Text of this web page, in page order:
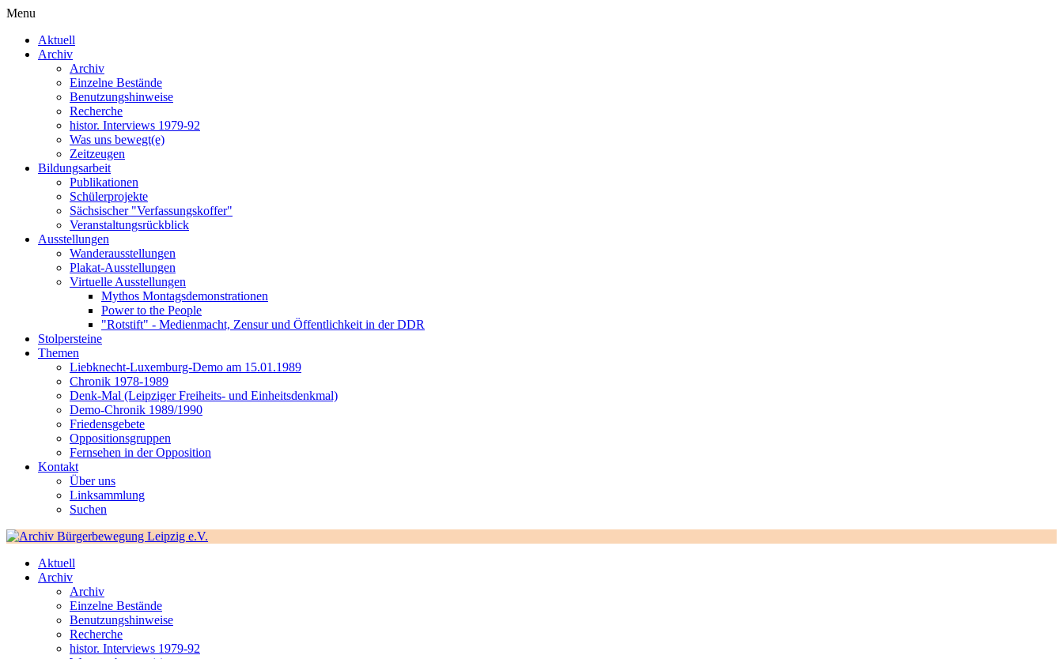
Menu
Aktuell
Archiv
Archiv
Einzelne Bestände
Benutzungshinweise
Recherche
histor. Interviews 1979-92
Was uns bewegt(e)
Zeitzeugen
Bildungsarbeit
Publikationen
Schülerprojekte
Sächsischer "Verfassungskoffer"
Veranstaltungsrückblick
Ausstellungen
Wanderausstellungen
Plakat-Ausstellungen
Virtuelle Ausstellungen
Mythos Montagsdemonstrationen
Power to the People
"Rotstift" - Medienmacht, Zensur und Öffentlichkeit in der DDR
Stolpersteine
Themen
Liebknecht-Luxemburg-Demo am 15.01.1989
Chronik 1978-1989
Denk-Mal (Leipziger Freiheits- und Einheitsdenkmal)
Demo-Chronik 1989/1990
Friedensgebete
Oppositionsgruppen
Fernsehen in der Opposition
Kontakt
Über uns
Linksammlung
Suchen
Aktuell
Archiv
Archiv
Einzelne Bestände
Benutzungshinweise
Recherche
histor. Interviews 1979-92